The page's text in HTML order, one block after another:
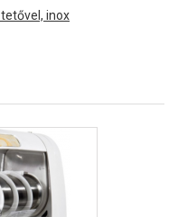
inox